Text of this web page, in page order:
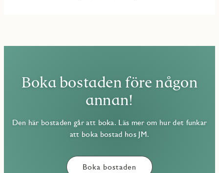
Boka bostaden före någon
annan!
Den här bostaden går att boka. Läs mer om hur det funkar
att boka bostad hos JM.
Boka bostaden